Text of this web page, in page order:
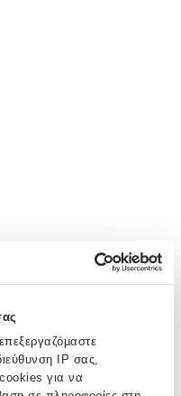
επεξεργαζόμαστε
IP σας,
για να